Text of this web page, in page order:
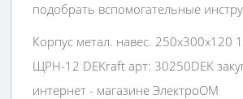
подобрать вспомогательные
Корпус метал. навес. 250х300х120
ЩРН-12 DEKraft арт: 30250DEK
интернет - магазине ЭлектроОМ